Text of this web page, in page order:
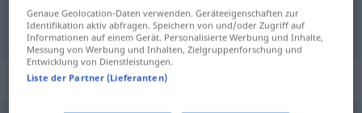
sucinto prägnant
Synonyme für "prägnant"
Genaue Geolocation-Daten verwenden. Geräteeigenschaften zur
Identifikation aktiv abfragen. Speichern von und/oder Zugriff auf
Informationen auf einem Gerät. Personalisierte Werbung und Inhalte,
Messung von Werbung und Inhalten, Zielgruppenforschung und
Entwicklung von Dienstleistungen.
Liste der Partner (Lieferanten)